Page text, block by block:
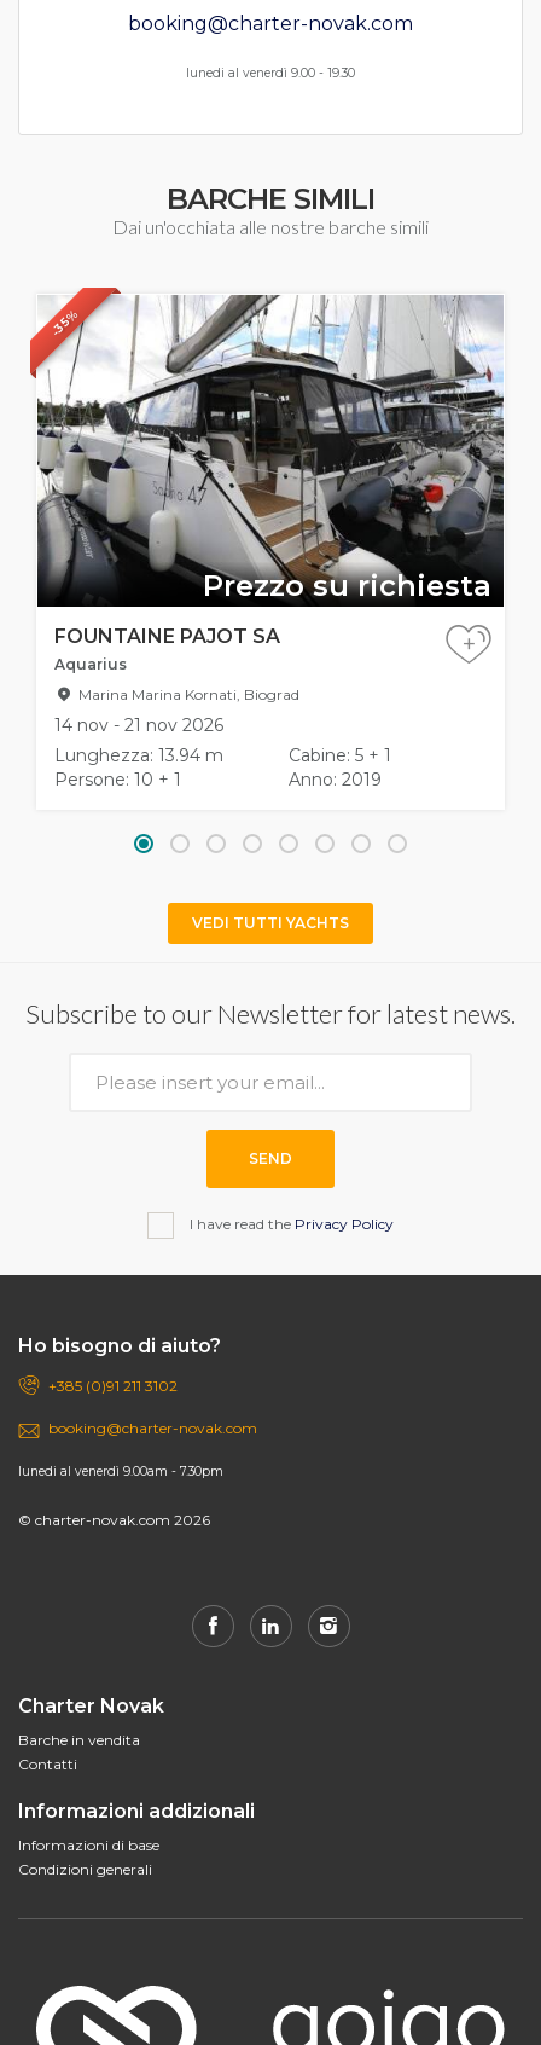
booking@charter-novak.com
lunedi al venerdì 9.00 - 19.30
BARCHE SIMILI
Dai un'occhiata alle nostre barche simili
-35%
Prezzo su richiesta
FOUNTAINE PAJOT SA
Aquarius
Marina Marina Kornati, Biograd
14 nov - 21 nov 2026
Lunghezza: 13.94 m
Cabine: 5 + 1
Persone: 10 + 1
Anno: 2019
+
VEDI TUTTI YACHTS
Subscribe to our Newsletter for latest news.
SEND
I have read the Privacy Policy
Ho bisogno di aiuto?
+385 (0)91 211 3102
booking@charter-novak.com
lunedi al venerdì 9.00am - 7.30pm
© charter-novak.com 2026
Charter Novak
Barche in vendita
Contatti
Informazioni addizionali
Informazioni di base
Condizioni generali